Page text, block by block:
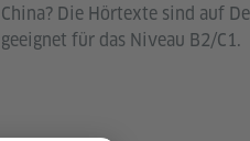
China? Die Hörtexte sind auf
geeignet für das Niveau B2/C1.